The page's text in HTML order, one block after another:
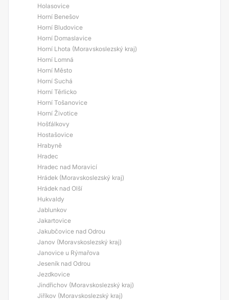
Holasovice
Horní Benešov
Horní Bludovice
Horní Domaslavice
Horní Lhota (Moravskoslezský kraj)
Horní Lomná
Horní Město
Horní Suchá
Horní Těrlicko
Horní Tošanovice
Horní Životice
Hošťálkovy
Hostašovice
Hrabyně
Hradec
Hradec nad Moravicí
Hrádek (Moravskoslezský kraj)
Hrádek nad Olší
Hukvaldy
Jablunkov
Jakartovice
Jakubčovice nad Odrou
Janov (Moravskoslezský kraj)
Janovice u Rýmařova
Jeseník nad Odrou
Jezdkovice
Jindřichov (Moravskoslezský kraj)
Jiříkov (Moravskoslezský kraj)